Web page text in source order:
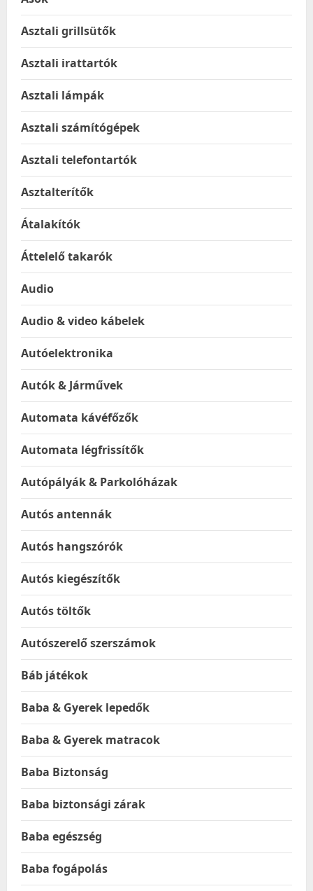
Asztali grillsütők
Asztali irattartók
Asztali lámpák
Asztali számítógépek
Asztali telefontartók
Asztalterítők
Átalakítók
Áttelelő takarók
Audio
Audio & video kábelek
Autóelektronika
Autók & Járművek
Automata kávéfőzők
Automata légfrissítők
Autópályák & Parkolóházak
Autós antennák
Autós hangszórók
Autós kiegészítők
Autós töltők
Autószerelő szerszámok
Báb játékok
Baba & Gyerek lepedők
Baba & Gyerek matracok
Baba Biztonság
Baba biztonsági zárak
Baba egészség
Baba fogápolás